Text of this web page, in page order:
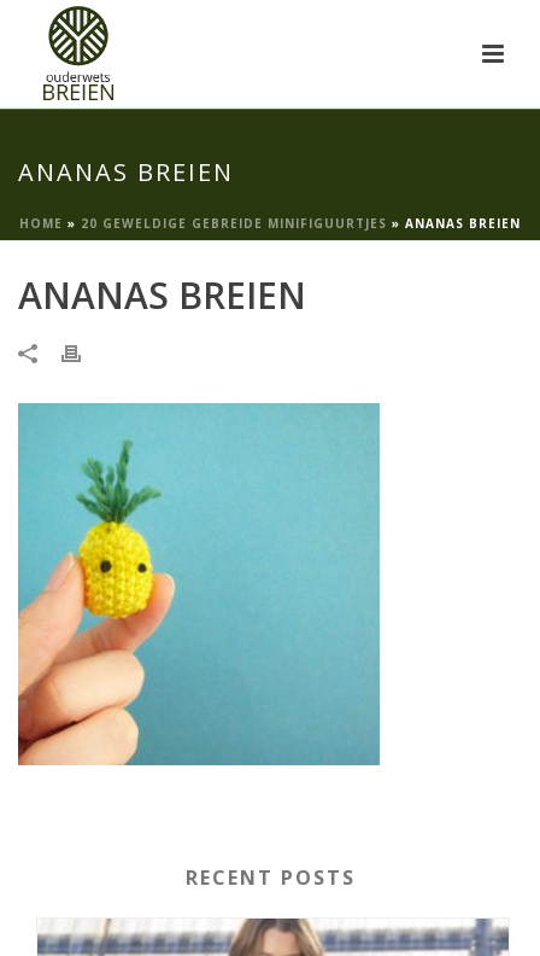
ANANAS BREIEN
HOME » 20 GEWELDIGE GEBREIDE MINIFIGUURTJES » ANANAS BREIEN
ANANAS BREIEN
RECENT POSTS